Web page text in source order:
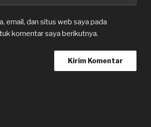
email, dan situs web saya pada
komentar saya berikutnya.